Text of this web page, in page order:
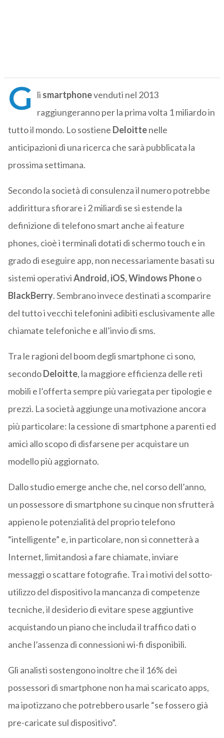
G li smartphonevenduti nel 2013
raggiungeranno per la prima volta 1 miliardo in
tutto il mondo. Lo sostiene Deloittenelle
anticipazioni di una ricerca che sarà pubblicata la
prossima settimana.
Secondo la società di consulenza il numero potrebbe
addirittura sfiorare i 2 miliardi se si estende la
definizione di telefono smart anche ai feature
phones, cioè i terminali dotati di schermo touch e in
grado di eseguire app, non necessariamente basati su
sistemi operativiAndroid, iOS, Windows Phoneo
BlackBerry. Sembrano invece destinati a scomparire
del tutto i vecchi telefonini adibiti esclusivamente alle
chiamate telefoniche e all’invio di sms.
Tra le ragioni del boom degli smartphone ci sono,
secondoDeloitte, la maggiore efficienza delle reti
mobili e l’offerta sempre più variegata per tipologie e
prezzi. La società aggiunge una motivazione ancora
più particolare: la cessione di smartphone a parenti ed
amici allo scopo di disfarsene per acquistare un
modello più aggiornato.
Dallo studio emerge anche che, nel corso dell’anno,
un possessore di smartphone su cinque non sfrutterà
appieno le potenzialità del proprio telefono
“intelligente” e, in particolare, non si connetterà a
Internet, limitandosi a fare chiamate, inviare
messaggi o scattare fotografie. Tra i motivi del sotto-
utilizzo del dispositivo la mancanza di competenze
tecniche, il desiderio di evitare spese aggiuntive
acquistando un piano che includa il traffico dati o
anche l’assenza di connessioni wi-fi disponibili.
Gli analisti sostengono inoltre che il 16% dei
possessori di smartphone non ha mai scaricato apps,
ma ipotizzano che potrebbero usarle “se fossero già
pre-caricate sul dispositivo”.